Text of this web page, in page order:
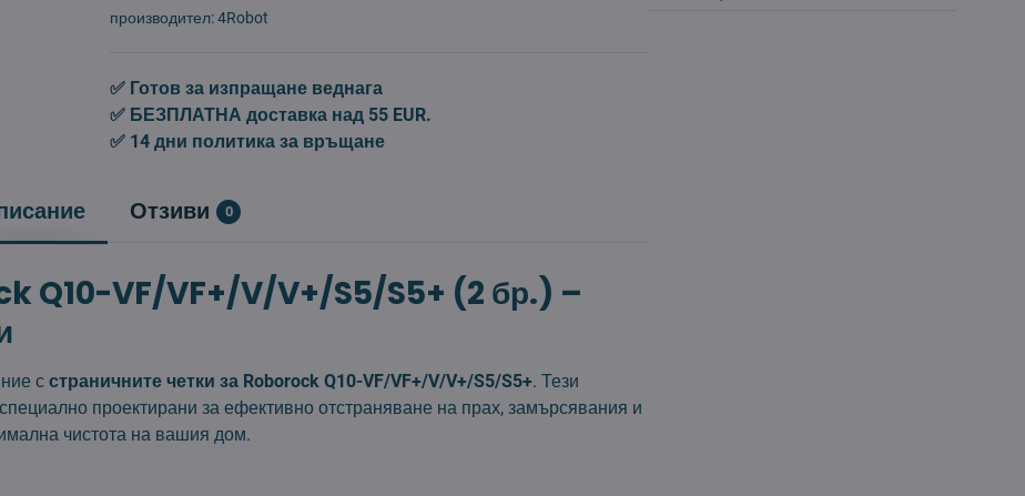
производител:4Robot
✅ Готов за изпращане веднага
✅ БЕЗПЛАТНА доставка над 55 EUR.
✅ 14 дни политика за връщане
Отзиви 0
Q10-VF/VF+/V/V+/S5/S5+ (2 бр.) –
с страничните четки за Roborock Q10-VF/VF+/V/V+/S5/S5+. Тези
проектирани за ефективно отстраняване на прах, замърсявания и
чистота на вашия дом.